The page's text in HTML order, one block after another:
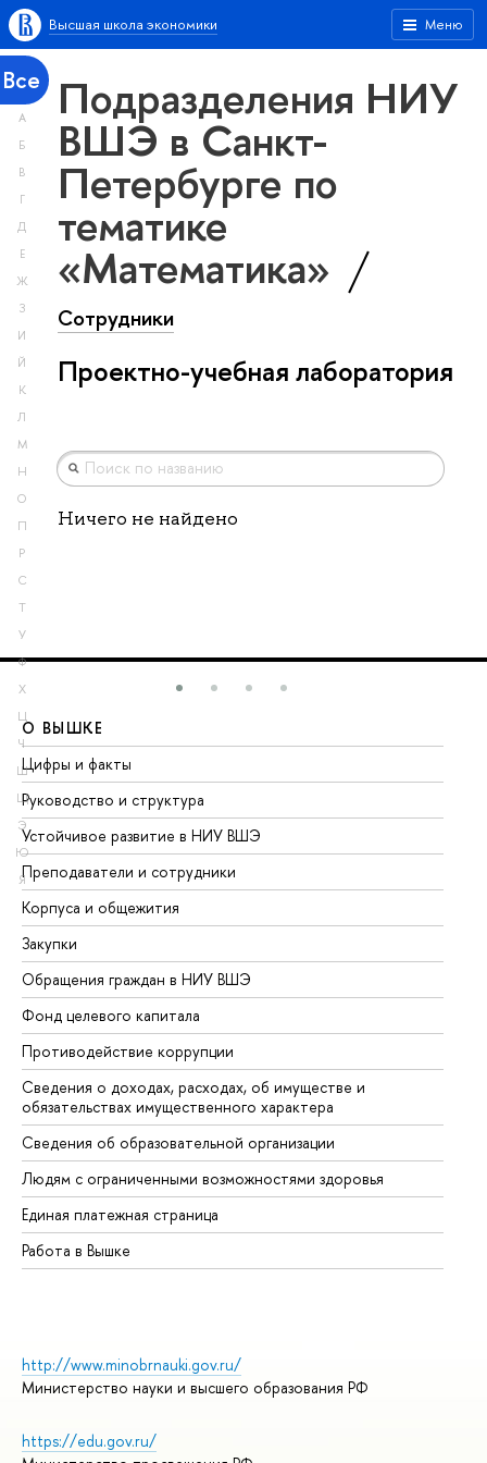
Меню
Высшая школа экономики
Все
А
Б
В
Г
Д
Е
Ж
З
И
Й
К
Л
М
Н
О
П
Р
С
Т
У
Ф
Х
Ц
Ч
Ш
Щ
Э
Ю
Я
Подразделения НИУ
ВШЭ в Санкт-
Петербурге по
тематике
«Математика»
Сотрудники
Проектно-учебная лаборатория
Ничего не найдено
О ВЫШКЕ
Цифры и факты
Руководство и структура
Устойчивое развитие в НИУ ВШЭ
Преподаватели и сотрудники
Корпуса и общежития
Закупки
Обращения граждан в НИУ ВШЭ
Фонд целевого капитала
Противодействие коррупции
Сведения о доходах, расходах, об имуществе и
обязательствах имущественного характера
Сведения об образовательной организации
Людям с ограниченными возможностями здоровья
Единая платежная страница
Работа в Вышке
http://www.minobrnauki.gov.ru/
Министерство науки и высшего образования РФ
https://edu.gov.ru/